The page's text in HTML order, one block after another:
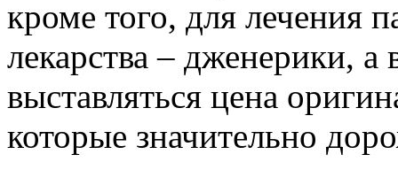
кроме того, для лечения
лекарства – дженерики, а
выставляться цена
которые значительно